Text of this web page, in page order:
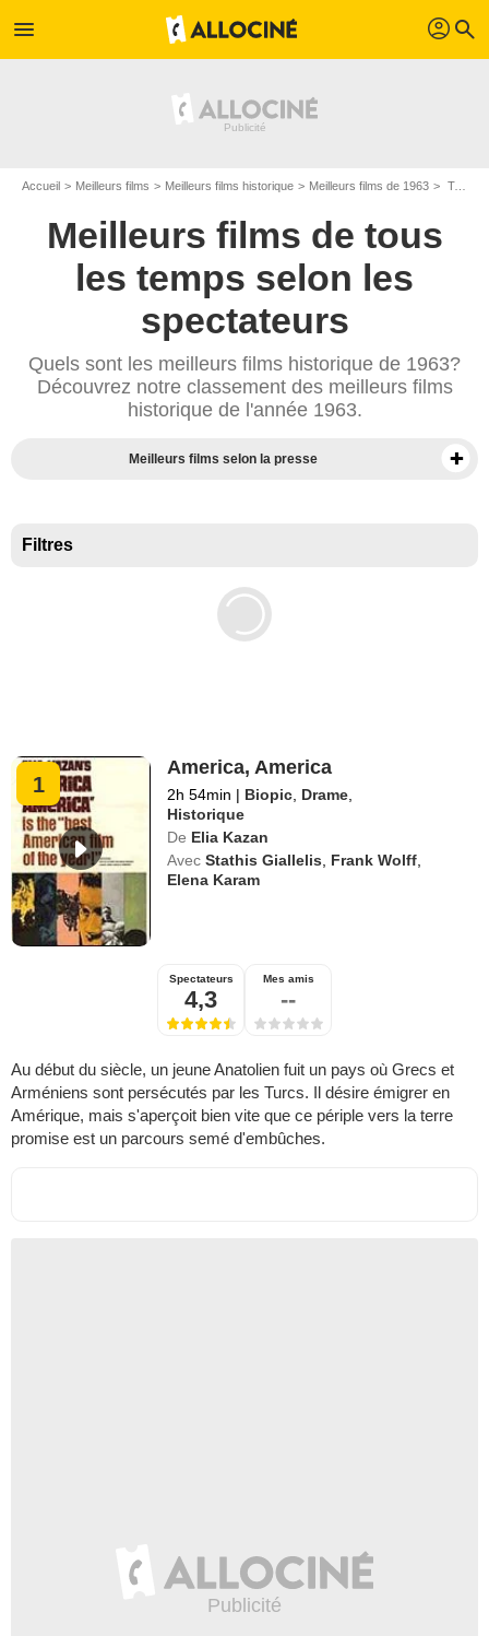
menu profil search
Accueil Meilleurs films Meilleurs films historique Meilleurs films de 1963 Top films historique de 1963
Meilleurs films de tous
les temps selon les
spectateurs
Quels sont les meilleurs films historique de 1963?
Découvrez notre classement des meilleurs films
historique de l'année 1963.
Meilleurs films selon la presse
Filtres
1
America, America
2h 54min | Biopic Drame
Historique
De Elia Kazan
Avec Stathis Giallelis Frank Wolff
Elena Karam
Spectateurs
4,3
Mes amis
--
Au début du siècle, un jeune Anatolien fuit un pays où Grecs et
Arméniens sont persécutés par les Turcs. Il désire émigrer en
Amérique, mais s'aperçoit bien vite que ce périple vers la terre
promise est un parcours semé d'embûches.